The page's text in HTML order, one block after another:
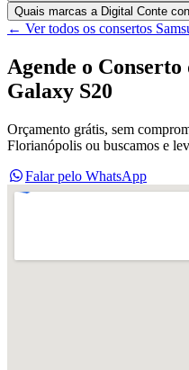
Quais marcas a Digital Conte
← Ver todos os consertos
Agende o Conserto
Galaxy S20
Orçamento grátis, sem
Florianópolis ou buscamos e
Falar pelo WhatsApp